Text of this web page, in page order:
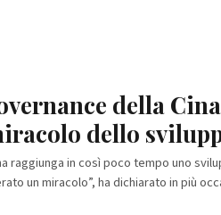
della
dello
raggiunga in così poco tempo uno
un miracolo”, ha dichiarato in più